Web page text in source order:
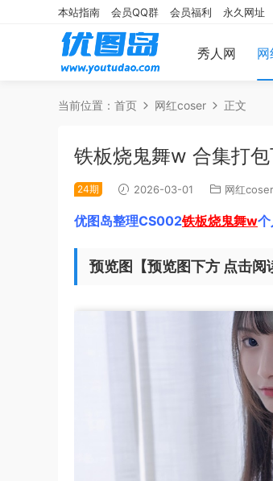
秀人网
本站指南 会员QQ群 会员福利 永久网址
当前位置： 首页 网红coser 正文
铁板烧鬼舞w 合集打
24期 2026-03-01 网红coser
优图岛整理CS002铁板烧鬼舞w
预览图【预览图下方 点击阅